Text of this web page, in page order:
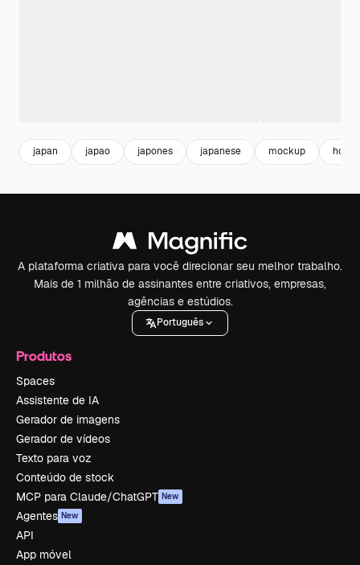
japan japao japones japanese mockup
A plataforma criativa para você direcionar seu melhor trabalho.
Mais de 1 milhão de assinantes entre criativos, empresas,
agências e estúdios.
Português
Produtos
Spaces
Assistente de IA
Gerador de imagens
Gerador de vídeos
Texto para voz
Conteúdo de stock
MCP para Claude/ChatGPT New
Agentes New
API
App móvel